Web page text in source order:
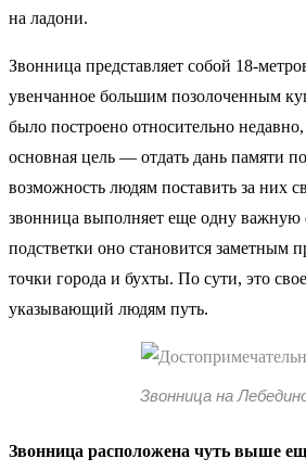
на ладони.
Звонница представляет собой 18-
увенчанное большим позолоченным
было построено относительно
основная цель — отдать дань памяти
возможность людям поставить за них
звонница выполняет еще одну
подстветки оно становится заметным
точки города и бухты. По сути, это
указывающий людям путь.
Звонница на
Звонница расположена чуть выше